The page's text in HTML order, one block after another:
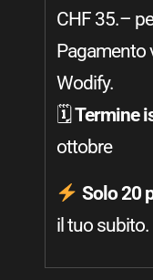
CHF 35.–
Pagamento
Wodify.
🗓 Termine
ottobre
Solo 20
il tuo subito.